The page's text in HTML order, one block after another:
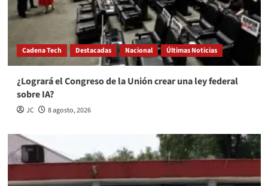
Cadena Tech Destacadas Nacional Últimas Noticias
¿Logrará el Congreso de la Unión crear una ley federal
sobre IA?
JC 8 agosto, 2026